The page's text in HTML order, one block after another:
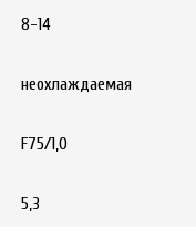
8-14
неохлаждаемая
F75/1,0
5,3